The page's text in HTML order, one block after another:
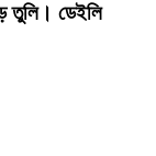
তুলি। ডেইলি